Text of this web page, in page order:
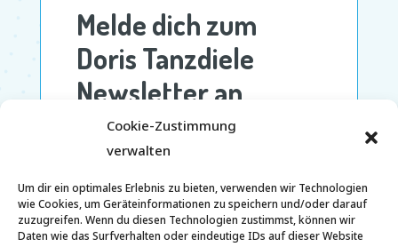
Cookie-Zustimmung
verwalten
Um dir ein optimales Erlebnis zu bieten, verwenden wir Technologien
wie Cookies, um Geräteinformationen zu speichern und/oder darauf
zuzugreifen. Wenn du diesen Technologien zustimmst, können wir
Daten wie das Surfverhalten oder eindeutige IDs auf dieser Website